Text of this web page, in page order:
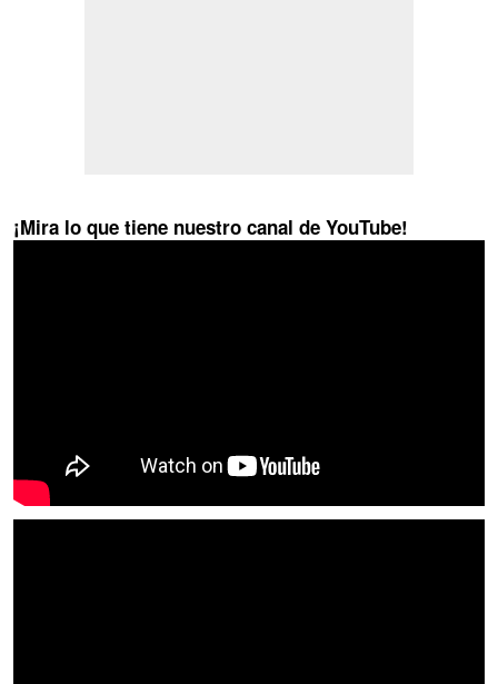
¡Mira lo que tiene nuestro canal de YouTube!